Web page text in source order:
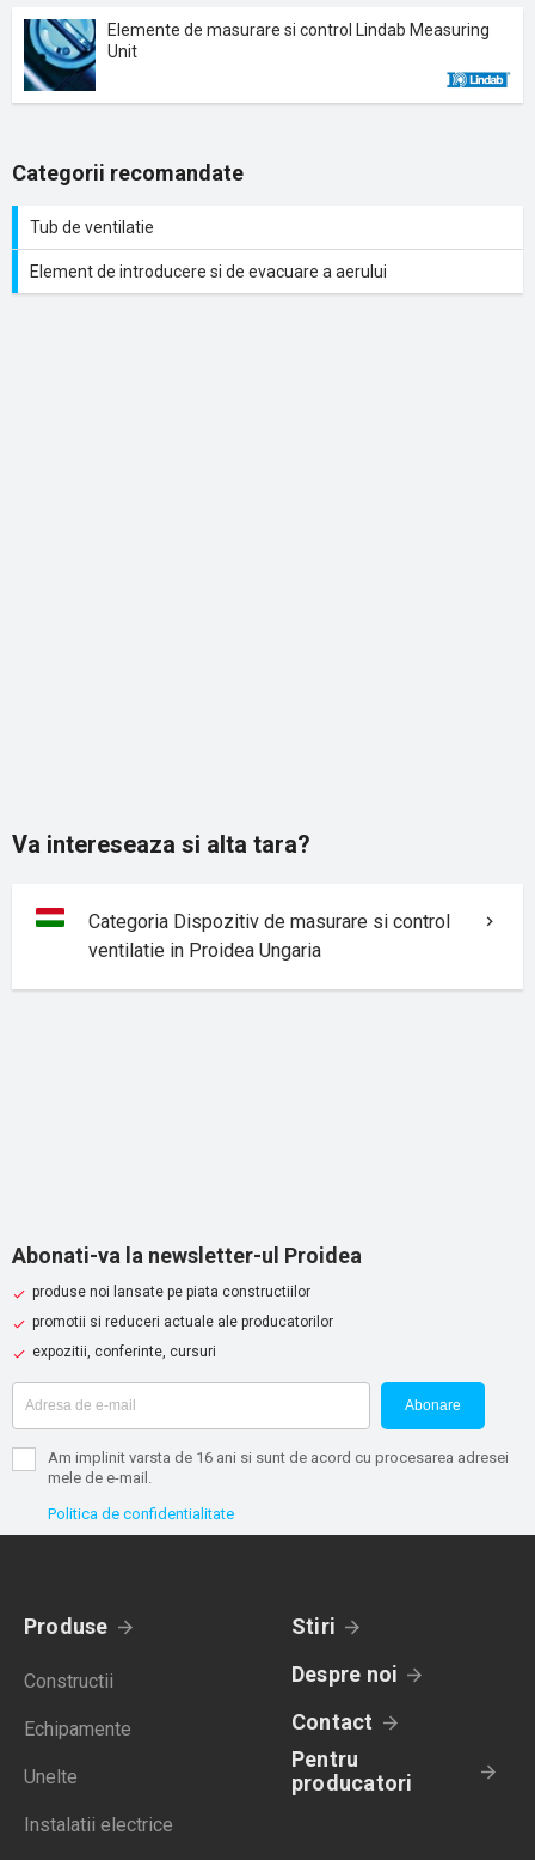
Elemente de masurare si control Lindab Measuring
Unit
Categorii recomandate
Tub de ventilatie
Element de introducere si de evacuare a aerului
Va intereseaza si alta tara?
Categoria Dispozitiv de masurare si control
ventilatie in Proidea Ungaria
Abonati-va la newsletter-ul Proidea
produse noi lansate pe piata constructiilor
promotii si reduceri actuale ale producatorilor
expozitii, conferinte, cursuri
Abonare
Am implinit varsta de 16 ani si sunt de acord cu procesarea adresei
mele de e-mail.
Politica de confidentialitate
Produse
Constructii
Echipamente
Unelte
Instalatii electrice
Stiri
Despre noi
Contact
Pentru
producatori